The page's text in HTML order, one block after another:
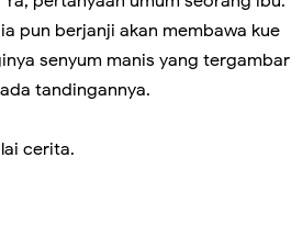
pun berjanji akan membawa kue
senyum manis yang tergambar
tandingannya.
cerita.